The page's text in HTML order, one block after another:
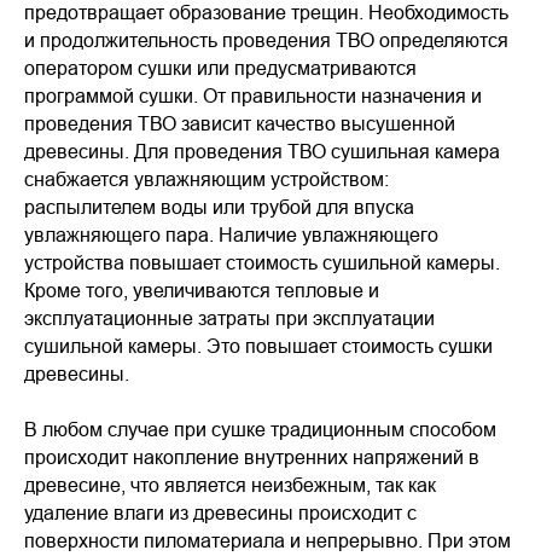
предотвращает образование трещин. Необходимость
и продолжительность проведения ТВО определяются
оператором сушки или предусматриваются
программой сушки. От правильности назначения и
проведения ТВО зависит качество высушенной
древесины. Для проведения ТВО сушильная камера
снабжается увлажняющим устройством:
распылителем воды или трубой для впуска
увлажняющего пара. Наличие увлажняющего
устройства повышает стоимость сушильной камеры.
Кроме того, увеличиваются тепловые и
эксплуатационные затраты при эксплуатации
сушильной камеры. Это повышает стоимость сушки
древесины.
В любом случае при сушке традиционным способом
происходит накопление внутренних напряжений в
древесине, что является неизбежным, так как
удаление влаги из древесины происходит с
поверхности пиломатериала и непрерывно. При этом